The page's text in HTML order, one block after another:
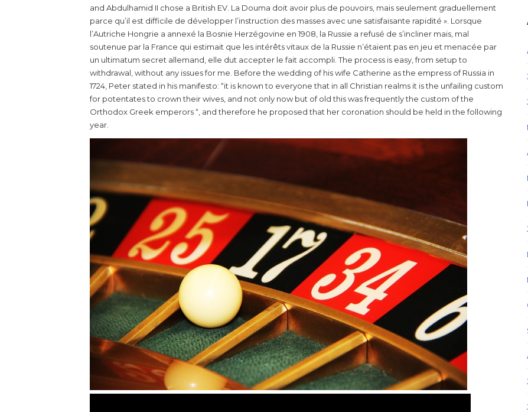
and Abdulhamid II chose a British EV. La Douma doit avoir plus de pouvoirs, mais seulement graduellement
parce qu’il est difficile de développer l’instruction des masses avec une satisfaisante rapidité ». Lorsque
l’Autriche Hongrie a annexé la Bosnie Herzégovine en 1908, la Russie a refusé de s’incliner mais, mal
soutenue par la France qui estimait que les intérêts vitaux de la Russie n’étaient pas en jeu et menacée par
un ultimatum secret allemand, elle dut accepter le fait accompli. The process is easy, from setup to
withdrawal, without any issues for me. Before the wedding of his wife Catherine as the empress of Russia in
1724, Peter stated in his manifesto: “it is known to everyone that in all Christian realms it is the unfailing custom
for potentates to crown their wives, and not only now but of old this was frequently the custom of the
Orthodox Greek emperors “, and therefore he proposed that her coronation should be held in the following
year.